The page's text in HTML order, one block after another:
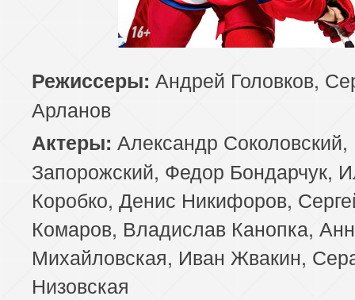
Режиссеры: Андрей Головков,
Арланов
Актеры: Александр
Запорожский, Федор Бондарчук,
Коробко, Денис Никифоров,
Комаров, Владислав Канопка,
Михайловская, Иван Жвакин,
Низовская